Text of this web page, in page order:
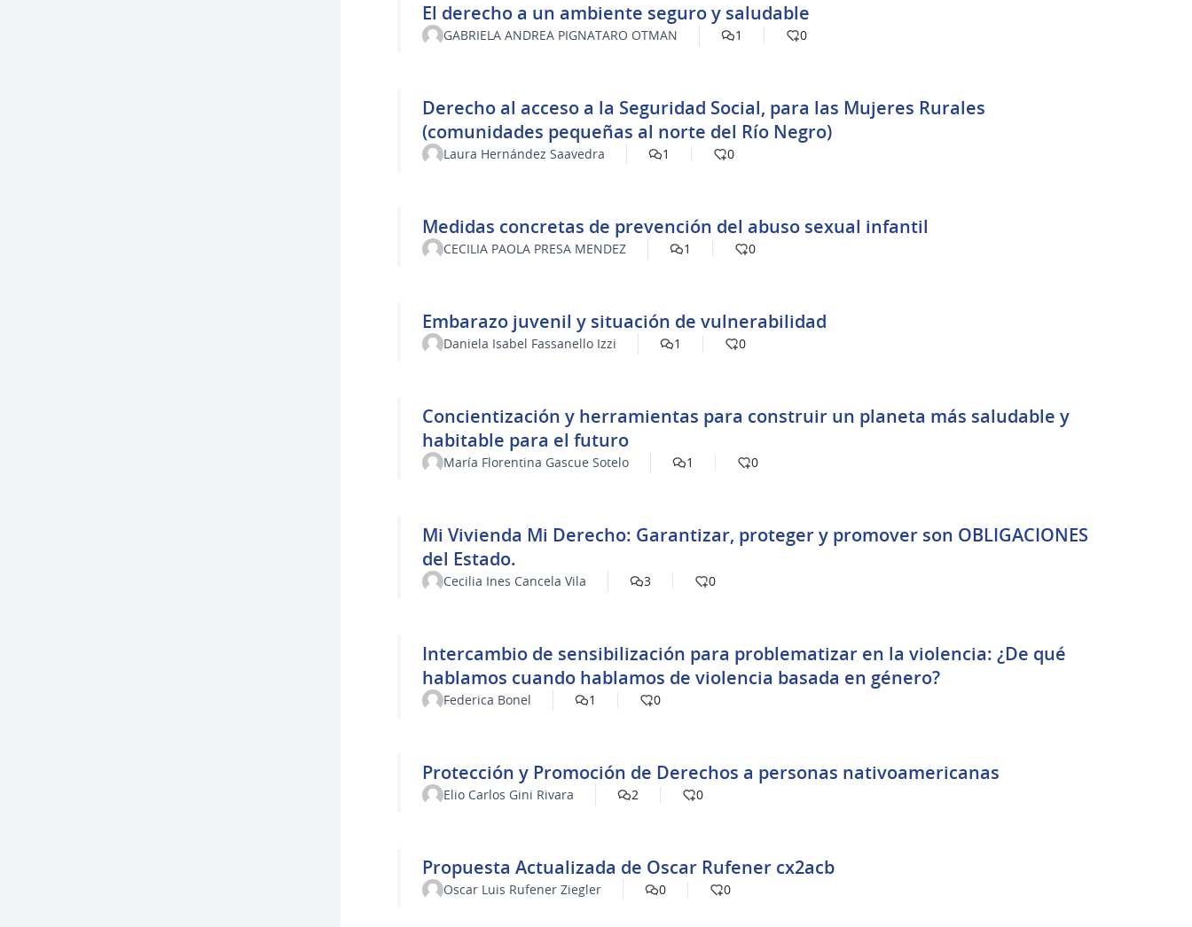
El derecho a un ambiente seguro y saludable
GABRIELA ANDREA PIGNATARO OTMAN 1 0
Derecho al acceso a la Seguridad Social, para las Mujeres Rurales
(comunidades pequeñas al norte del Río Negro)
Laura Hernández Saavedra 1 0
Medidas concretas de prevención del abuso sexual infantil
CECILIA PAOLA PRESA MENDEZ 1 0
Embarazo juvenil y situación de vulnerabilidad
Daniela Isabel Fassanello Izzi 1 0
Concientización y herramientas para construir un planeta más saludable y
habitable para el futuro
María Florentina Gascue Sotelo 1 0
Mi Vivienda Mi Derecho: Garantizar, proteger y promover son OBLIGACIONES
del Estado.
Cecilia Ines Cancela Vila 3 0
Intercambio de sensibilización para problematizar en la violencia: ¿De qué
hablamos cuando hablamos de violencia basada en género?
Federica Bonel 1 0
Protección y Promoción de Derechos a personas nativoamericanas
Elio Carlos Gini Rivara 2 0
Propuesta Actualizada de Oscar Rufener cx2acb
Oscar Luis Rufener Ziegler 0 0